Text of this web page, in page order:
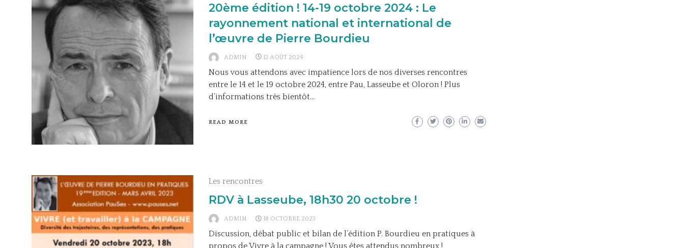
20ème édition ! 14-19 octobre 2024 : Le
rayonnement national et international de
l’œuvre de Pierre Bourdieu
ADMIN 13 AOÛT 2024
Nous vous attendons avec impatience lors de nos diverses rencontres
entre le 14 et le 19 octobre 2024, entre Pau, Lasseube et Oloron ! Plus
d’informations très bientôt…
READ MORE
Les rencontres
RDV à Lasseube, 18h30 20 octobre !
ADMIN 18 OCTOBRE 2023
Discussion, débat public et bilan de l’édition P. Bourdieu en pratiques à
propos de Vivre à la campagne ! Vous êtes attendus nombreux !